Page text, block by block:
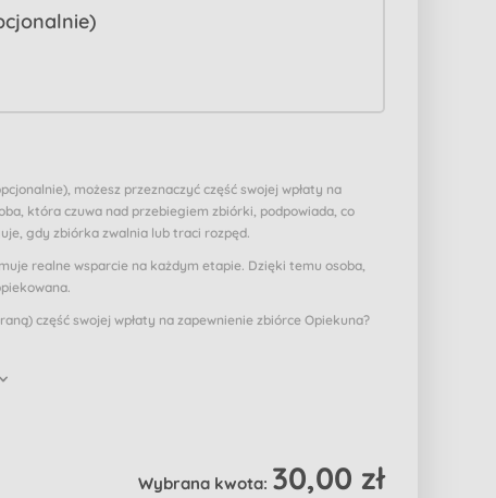
możesz przeznaczyć część swojej wpłaty na
która czuwa nad przebiegiem zbiórki, podpowiada, co
gdy zbiórka zwalnia lub traci rozpęd.
realne wsparcie na każdym etapie. Dzięki temu osoba,
część swojej wpłaty na zapewnienie zbiórce Opiekuna?
Wybrana kwota: 30,00 zł